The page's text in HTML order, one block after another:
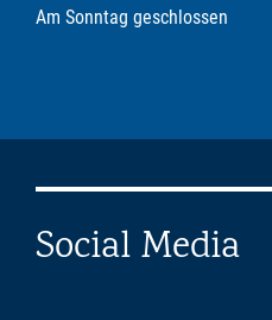
Am Sonntag geschlossen
Social Media